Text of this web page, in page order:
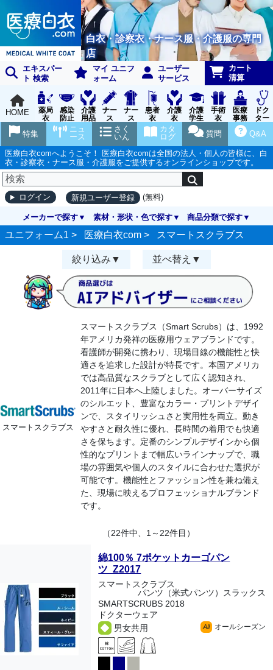
白衣・診察衣・ナース服・介護服の専門
店
エキスパー
ト 検索
マイ ユニフ
ォーム
ユーザー
サービス
カート
清算
HOME
薬局
衣
感染
防止
用品
介護
用品
ナー
ス
グッ
ズ
ナー
ス
ウェ
ア
患者
衣
介護
衣
介護
学生
実習
衣
手術
衣
医療
事務
受付
ドク
ター
ア
Q&A
質問
カタ
ログ
さく
いん
ニュ
ース
特集
医療白衣comへようこそ！ 医療白衣comは全国の法人・個人の皆様に、白
衣・診察衣・ナース服・介護服をご提供するオンラインショップです。
ログイン 新規ユーザー登録 (無料)
メーカーで探す 素材・形状・色で探す 商品分類で探す
ユニフォーム1 > 医療白衣com > スマートスクラブス
絞り込み 並べ替え
スマートスクラブス
スマートスクラブス（Smart Scrubs）は、1992
年アメリカ発祥の医療用ウェアブランドです。
看護師が開発に携わり、現場目線の機能性と快
適さを追求した設計が特長です。本国アメリカ
では高品質なスクラブとして広く認知され、
2011年に日本へ上陸しました。オーバーサイズ
のシルエット、豊富なカラー・プリントデザイ
ンで、スタイリッシュさと実用性を両立。動き
やすさと耐久性に優れ、長時間の着用でも快適
さを保ちます。定番のシンプルデザインから個
性的なプリントまで幅広いラインナップで、職
場の雰囲気や個人のスタイルに合わせた選択が
可能です。機能性とファッション性を兼ね備え
た、現場に映えるプロフェッショナルブランド
です。
（22件中、1～22件目）
綿100％ 7ポケットカーゴパン
ツ Z2017
スマートスクラブス
パンツ（米式パンツ）スラックス
SMARTSCRUBS 2018
ドクターウェア
男女共用
All オールシーズン